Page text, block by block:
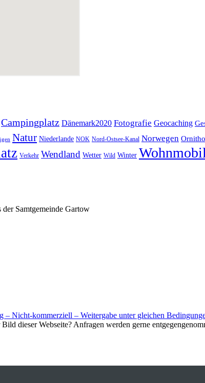
Campingplatz Dänemark2020 Fotografie Geocaching
Natur Niederlande NOK Nord-Ostsee-Kanal Norwegen
Verkehr Wendland Wetter Wild Winter
Samtgemeinde Gartow
– Nicht-kommerziell – Weitergabe unter gleichen
dieser Webseite? Anfragen werden gerne